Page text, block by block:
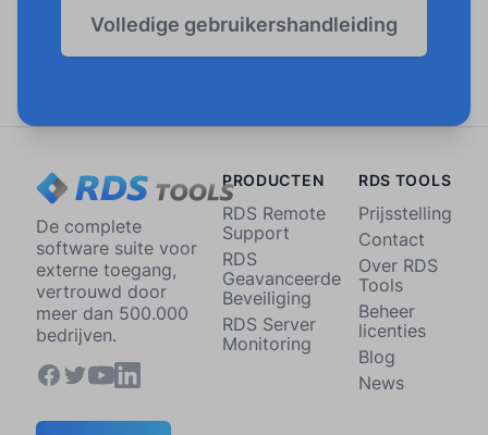
Volledige gebruikershandleiding
De complete
software suite voor
externe toegang,
vertrouwd door
meer dan 500.000
bedrijven.
PRODUCTEN
RDS Remote
Support
RDS
Geavanceerde
Beveiliging
RDS Server
Monitoring
RDS TOOLS
Prijsstelling
Contact
Over RDS
Tools
Beheer
licenties
Blog
News